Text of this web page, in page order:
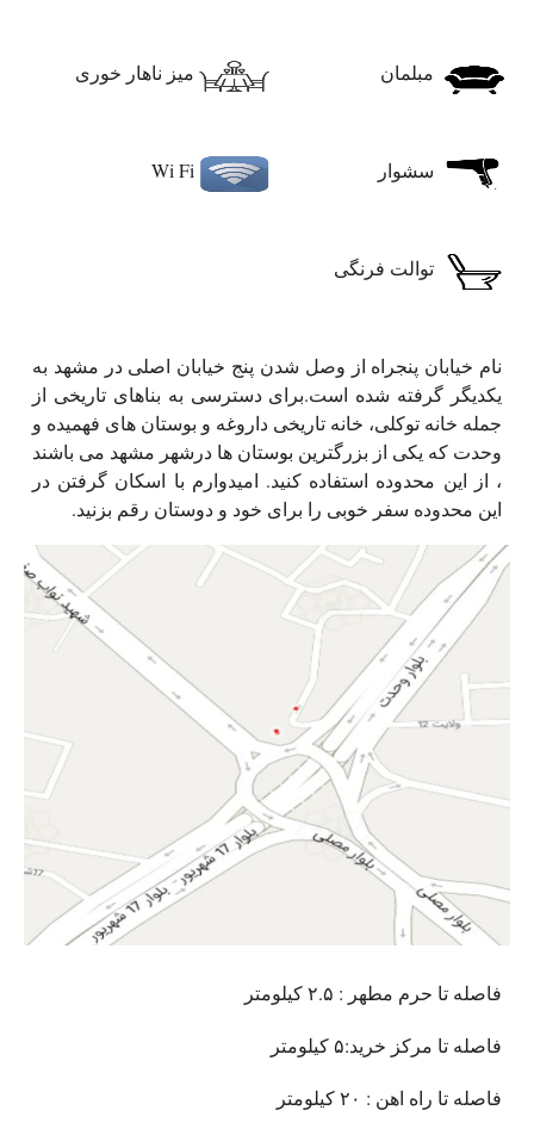
مبلمان میز ناهار خوری
سشوار Wi Fi
توالت فرنگی
نام خیابان پنجراه از وصل شدن پنج خیابان اصلی در مشهد به
یکدیگر گرفته شده است.برای دسترسی به بناهای تاریخی از
جمله خانه توکلی، خانه تاریخی داروغه و بوستان های فهمیده و
وحدت که یکی از بزرگترین بوستان ها درشهر مشهد می باشند
، از این محدوده استفاده کنید. امیدوارم با اسکان گرفتن در
این محدوده سفر خوبی را برای خود و دوستان رقم بزنید.
فاصله تا حرم مطهر : ۲.۵ کیلومتر
فاصله تا مرکز خرید:۵ کیلومتر
فاصله تا راه اهن : ۲۰ کیلومتر